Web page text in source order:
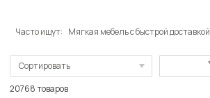
Часто ищут: Мягкая мебель с быстрой доставкой
Сортировать
По популярности
20768 товаров